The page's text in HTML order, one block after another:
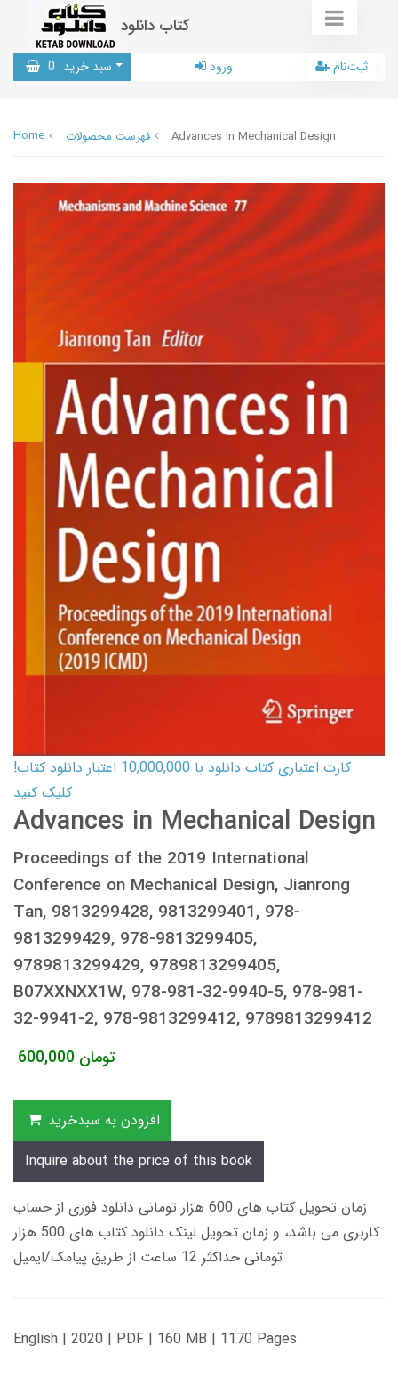
کتاب دانلود
سبد خرید 0 ورود ثبت‌نام
Home فهرست محصولات Advances in Mechanical Design
کارت اعتباری کتاب دانلود با 10,000,000 اعتبار دانلود کتاب!
کلیک کنید
Advances in Mechanical Design
Proceedings of the 2019 International
Conference on Mechanical Design, Jianrong
Tan, 9813299428, 9813299401, 978-
9813299429, 978-9813299405,
9789813299429, 9789813299405,
B07XXNXX1W, 978-981-32-9940-5, 978-981-
32-9941-2, 978-9813299412, 9789813299412
600,000 تومان
افزودن به سبدخرید
Inquire about the price of this book
زمان تحویل کتاب های 600 هزار تومانی دانلود فوری از حساب
کاربری می باشد، و زمان تحویل لینک دانلود کتاب های 500 هزار
تومانی حداکثر 12 ساعت از طریق پیامک/ایمیل
English | 2020 | PDF | 160 MB | 1170 Pages